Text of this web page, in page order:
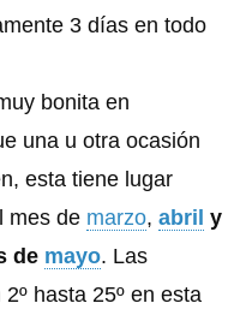
3 días en todo
bonita en
una u otra ocasión
esta tiene lugar
mes de marzo, abril y
de mayo. Las
hasta 25º en esta